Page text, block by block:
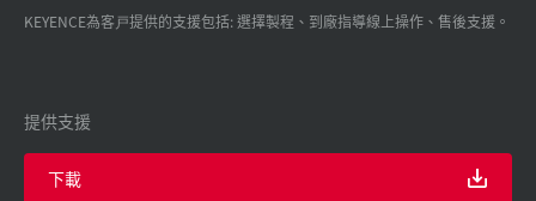
KEYENCE為客戸提供的支援包括: 選擇製程、到廠指導線上操作、售後支援。
提供支援
下載